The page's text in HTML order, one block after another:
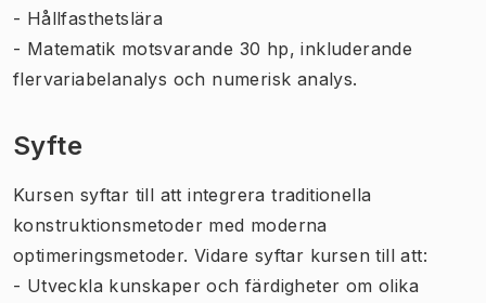
- Hållfasthetslära
- Matematik motsvarande 30 hp, inkluderande
flervariabelanalys och numerisk analys.
Syfte
Kursen syftar till att integrera traditionella
konstruktionsmetoder med moderna
optimeringsmetoder. Vidare syftar kursen till att:
- Utveckla kunskaper och färdigheter om olika